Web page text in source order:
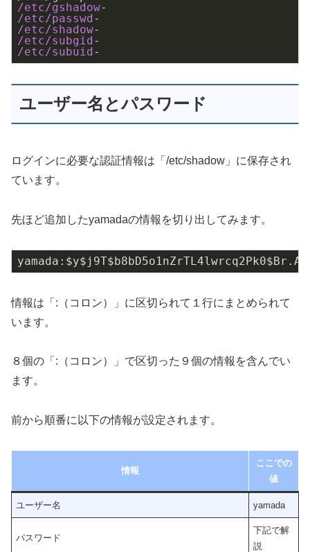
/etc/gshadow
/etc/passwd
/etc/shadow
/etc/subgid
/etc/subuid -
ユーザー名とパスワード
ログインに必要な認証情報は「/etc/shadow」に保存され
ています。
先ほど追加したyamadaの情報を切り出してみます。
情報は「:（コロン）」に区切られて１行にまとめられて
います。
８個の「:（コロン）」で区切った９個の情報を含んでい
ます。
前から順番に以下の情報が設定されます。
情報
ここでの
値
ユーザー名 yamada
パスワード
下記で解
説